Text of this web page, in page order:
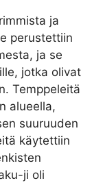
ja
perustettiin
ja se
jotka olivat
Temppeleitä
alueella,
suuruuden
käytettiin
ji oli